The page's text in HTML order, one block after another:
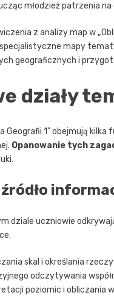
młodzież patrzenia
z analizy map w
mapy
geograficznych i
działy
Geografii 1” obejmują
Opanowanie tych
źródło
dziale uczniowie
skal i określania
odczytywania
poziomic i obliczania